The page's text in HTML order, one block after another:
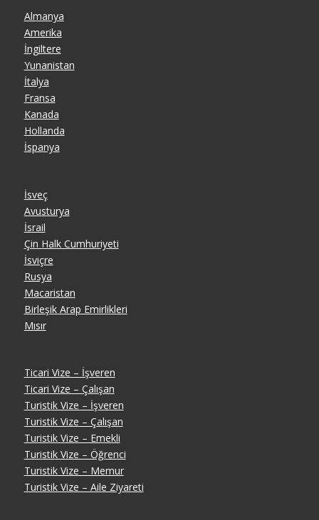
Almanya
Amerika
İngiltere
Yunanistan
İtalya
Fransa
Kanada
Hollanda
İspanya
İsveç
Avusturya
İsrail
Çin Halk Cumhuriyeti
İsviçre
Rusya
Macaristan
Birleşik Arap Emirlikleri
Mısır
Ticari Vize – İşveren
Ticari Vize – Çalışan
Turistik Vize – İşveren
Turistik Vize – Çalışan
Turistik Vize – Emekli
Turistik Vize – Öğrenci
Turistik Vize – Memur
Turistik Vize – Aile Ziyareti